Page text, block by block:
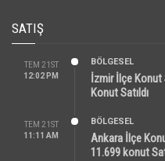
SATIŞ
TEM 21ST
12:02 PM
BÖLGESEL
İzmir İlçe Konut
Konut Satıldı
TEM 21ST
11:11 AM
BÖLGESEL
Ankara İlçe
11.699 konut